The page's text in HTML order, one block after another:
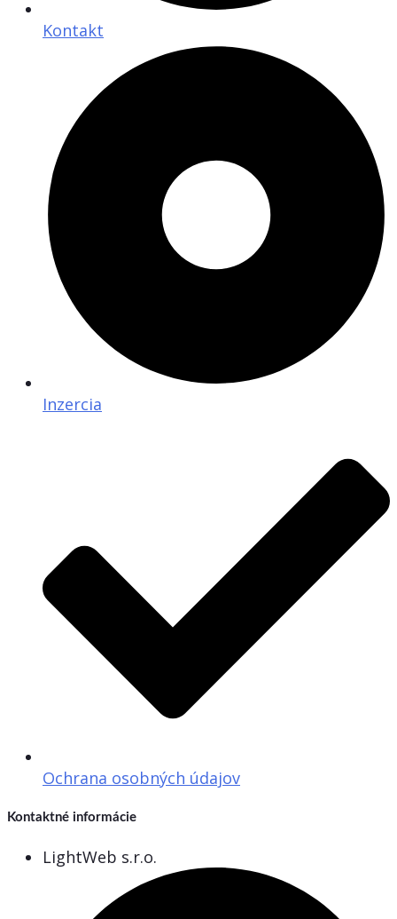
Kontakt
Inzercia
Ochrana osobných údajov
Kontaktné informácie
LightWeb s.r.o.